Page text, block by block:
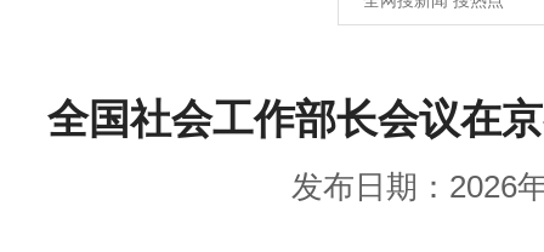
全国社会工作部长会议在
发布日期：2026